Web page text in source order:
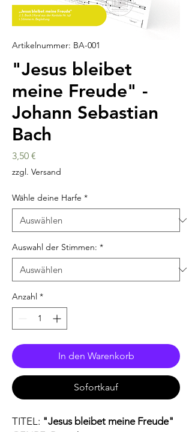
Artikelnummer: BA-001
"Jesus bleibet
meine Freude" -
Johann Sebastian
Bach
3,50 €
zzgl. Versand
Wähle deine Harfe *
Auswahl der Stimmen: *
Anzahl *
In den Warenkorb
Sofortkauf
TITEL: "Jesus bleibet meine Freude"